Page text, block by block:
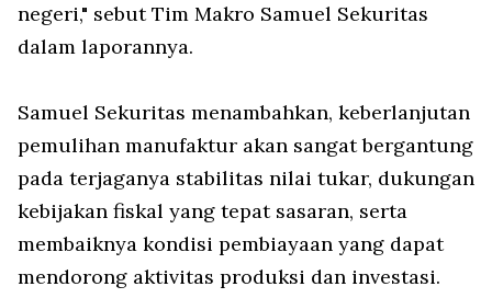
negeri," sebut Tim Makro Samuel Sekuritas
dalam laporannya.
Samuel Sekuritas menambahkan, keberlanjutan
pemulihan manufaktur akan sangat bergantung
pada terjaganya stabilitas nilai tukar, dukungan
kebijakan fiskal yang tepat sasaran, serta
membaiknya kondisi pembiayaan yang dapat
mendorong aktivitas produksi dan investasi.